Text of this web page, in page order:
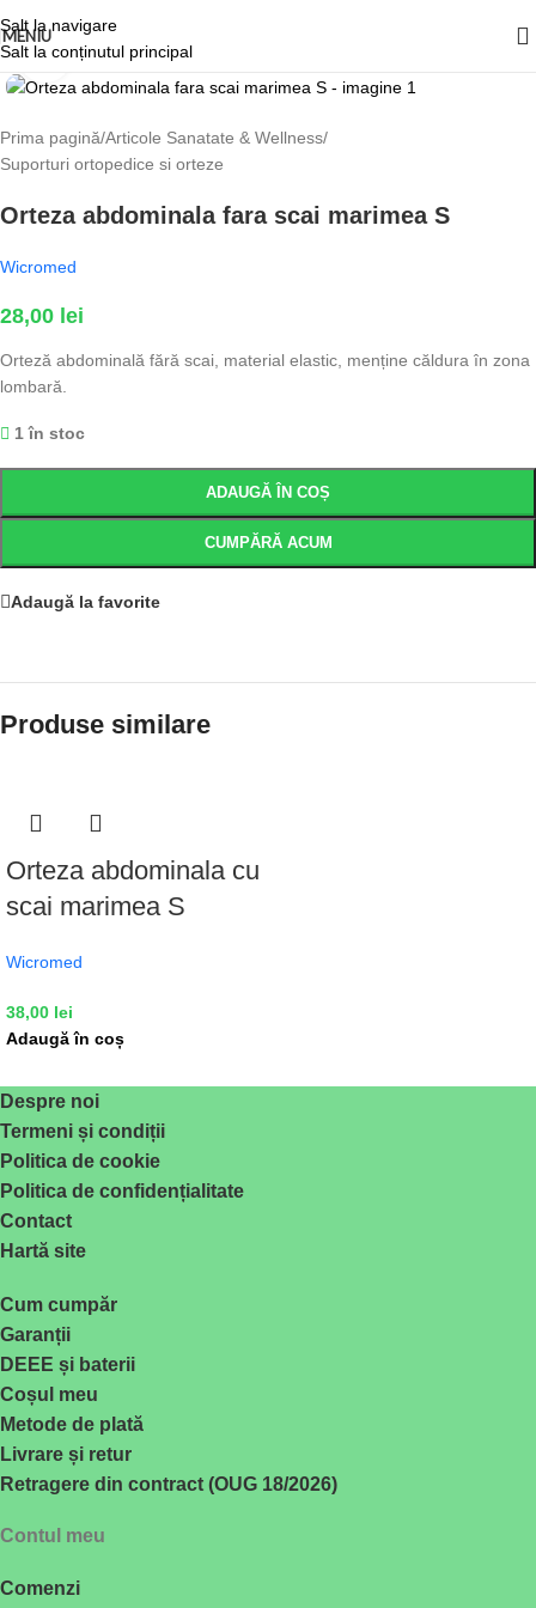
Salt la navigare
Salt la conținutul principal
MENIU
Fă clic pentru a mări
Prima pagină/Articole Sanatate & Wellness/
Suporturi ortopedice si orteze
Orteza abdominala fara scai marimea S
Wicromed
28,00 lei
Orteză abdominală fără scai, material elastic, menține căldura în zona
lombară.
1 în stoc
ADAUGĂ ÎN COȘ
CUMPĂRĂ ACUM
Adaugă la favorite
Produse similare
Orteza abdominala cu
scai marimea S
Wicromed
38,00 lei
Adaugă în coș
Despre noi
Termeni și condiții
Politica de cookie
Politica de confidențialitate
Contact
Hartă site
Cum cumpăr
Garanții
DEEE și baterii
Coșul meu
Metode de plată
Livrare și retur
Retragere din contract (OUG 18/2026)
Contul meu
Comenzi